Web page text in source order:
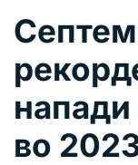
во